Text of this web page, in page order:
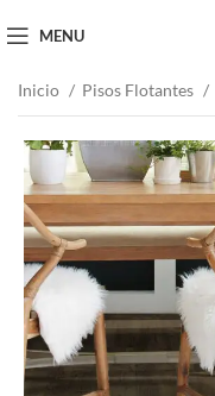
MENU
Inicio Pisos Flotantes